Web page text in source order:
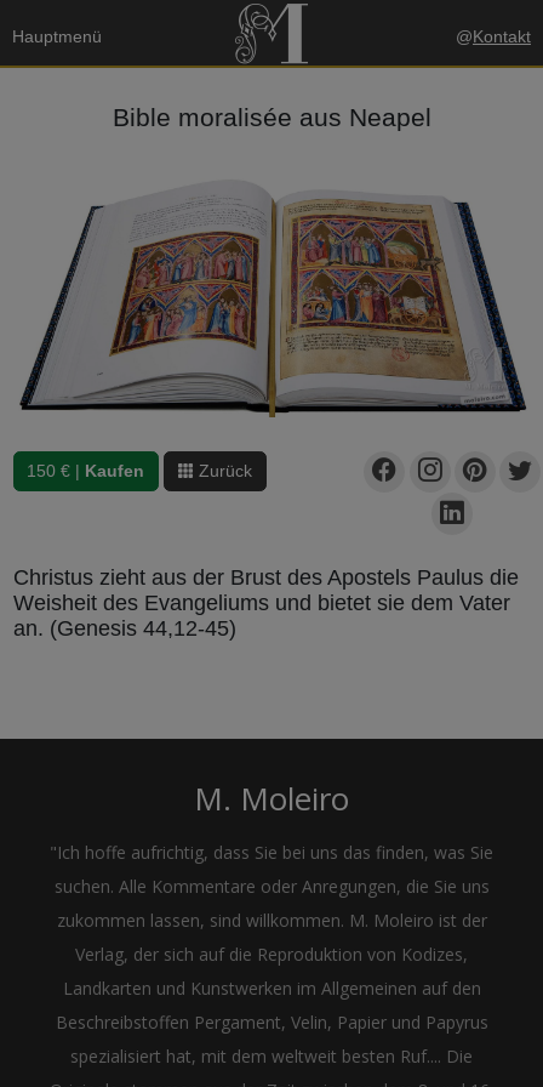
Hauptmenü @Kontakt
Bible moralisée aus Neapel
150 € | Kaufen Zurück
Christus zieht aus der Brust des Apostels Paulus die
Weisheit des Evangeliums und bietet sie dem Vater
an. (Genesis 44,12-45)
M. Moleiro
"Ich hoffe aufrichtig, dass Sie bei uns das finden, was Sie
suchen. Alle Kommentare oder Anregungen, die Sie uns
zukommen lassen, sind willkommen. M. Moleiro ist der
Verlag, der sich auf die Reproduktion von Kodizes,
Landkarten und Kunstwerken im Allgemeinen auf den
Beschreibstoffen Pergament, Velin, Papier und Papyrus
spezialisiert hat, mit dem weltweit besten Ruf.... Die